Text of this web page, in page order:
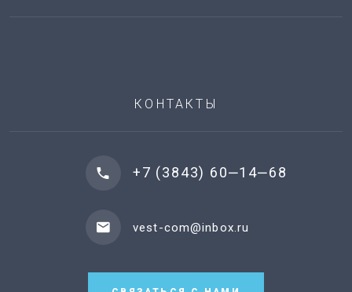
КОНТАКТЫ
+7 (3843) 60‒14‒68
vest-com@inbox.ru